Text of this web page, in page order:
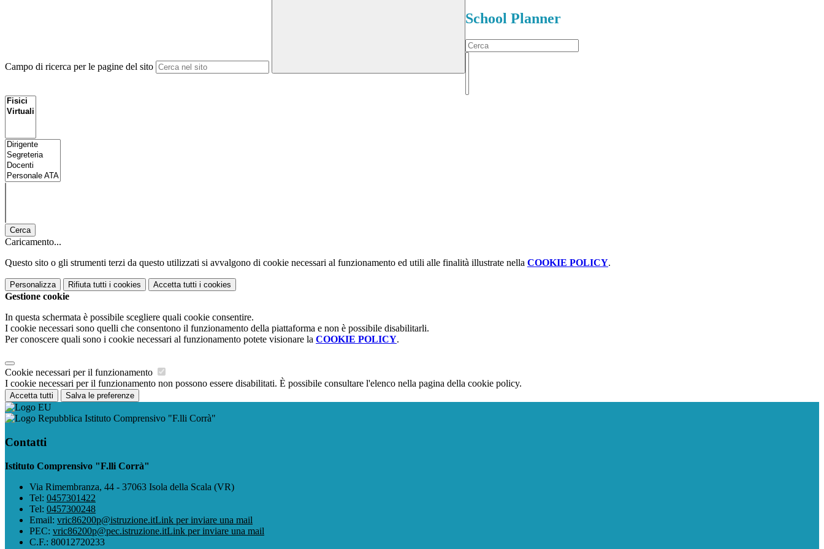
Campo di ricerca per le pagine del sito
School Planner
Cerca
Caricamento...
Questo sito o gli strumenti terzi da questo utilizzati si avvalgono di cookie necessari al funzionamento ed utili alle finalità illustrate nella COOKIE POLICY.
Personalizza Rifiuta tutti i cookies Accetta tutti i cookies
Gestione cookie
In questa schermata è possibile scegliere quali cookie consentire.
I cookie necessari sono quelli che consentono il funzionamento della piattaforma e non è possibile disabilitarli.
Per conoscere quali sono i cookie necessari al funzionamento potete visionare la COOKIE POLICY.
Cookie necessari per il funzionamento
I cookie necessari per il funzionamento non possono essere disabilitati. È possibile consultare l'elenco nella pagina della cookie policy.
Accetta tutti Salva le preferenze
Istituto Comprensivo "F.lli Corrà"
Contatti
Istituto Comprensivo "F.lli Corrà"
Via Rimembranza, 44 - 37063 Isola della Scala (VR)
Tel: 0457301422
Tel: 0457300248
Email: vric86200p@istruzione.itLink per inviare una mail
PEC: vric86200p@pec.istruzione.itLink per inviare una mail
C.F.: 80012720233